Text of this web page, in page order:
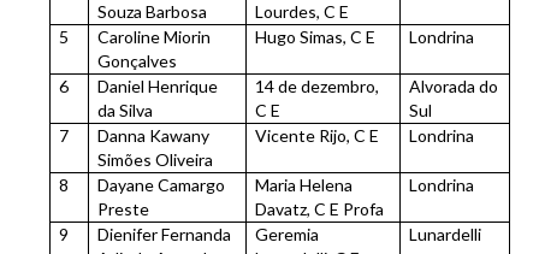
Souza Barbosa
Lourdes, C E
5
Caroline Miorin
Gonçalves
Hugo Simas, C E Londrina
6
Daniel Henrique
da Silva
14 de dezembro,
C E
Alvorada do
Sul
7
Danna Kawany
Simões Oliveira
Vicente Rijo, C E Londrina
8
Dayane Camargo
Preste
Maria Helena
Davatz, C E Profa
Londrina
9
Dienifer Fernanda
Geremia
Lunardelli